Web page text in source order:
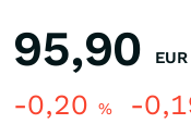
95,90 EUR
-0,20 % -